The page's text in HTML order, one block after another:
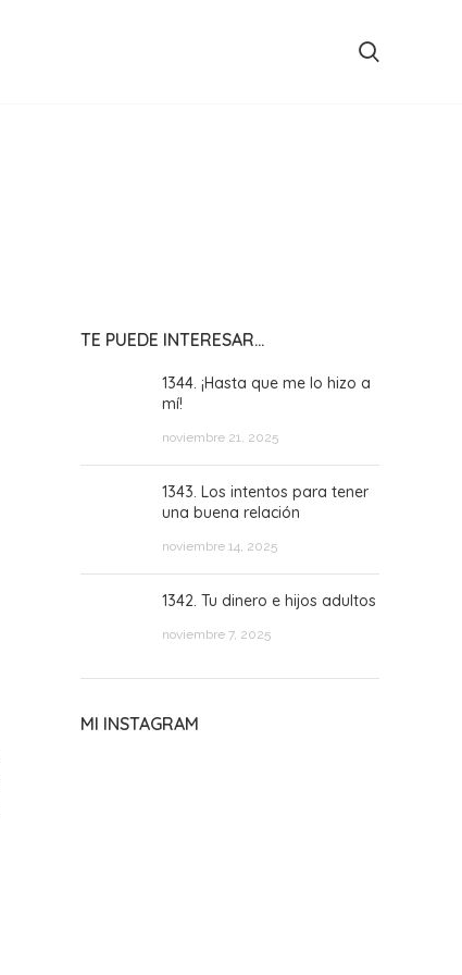
TE PUEDE INTERESAR…
1344. ¡Hasta que me lo hizo a
mí!
noviembre 21, 2025
1343. Los intentos para tener
una buena relación
noviembre 14, 2025
1342. Tu dinero e hijos adultos
noviembre 7, 2025
MI INSTAGRAM